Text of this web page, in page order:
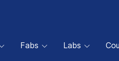
Fabs Labs